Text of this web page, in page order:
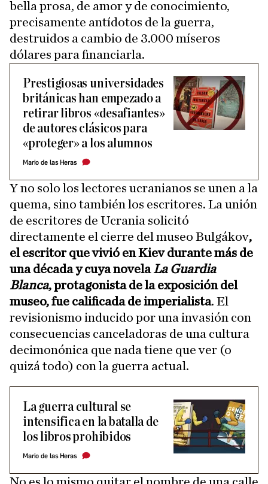
bella prosa, de amor y de conocimiento,
precisamente antídotos de la guerra,
destruidos a cambio de 3.000 míseros
dólares para financiarla.
Prestigiosas universidades
británicas han empezado a
retirar libros «desafiantes»
de autores clásicos para
«proteger» a los alumnos
Mario de las Heras
Y no solo los lectores ucranianos se unen a la
quema, sino también los escritores. La unión
de escritores de Ucrania solicitó
directamente el cierre del museo Bulgákov,
el escritor que vivió en Kiev durante más de
una década y cuya novelaLa Guardia
Blanca, protagonista de la exposición del
museo, fue calificada de imperialista. El
revisionismo inducido por una invasión con
consecuencias canceladoras de una cultura
decimonónica que nada tiene que ver (o
quizá todo) con la guerra actual.
La guerra cultural se
intensifica en la batalla de
los libros prohibidos
Mario de las Heras